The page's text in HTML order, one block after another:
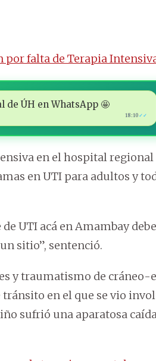
falta de Terapia
de ÚH en WhatsApp 🤩
18:10 ✓✓
en el hospital regional
en UTI para adultos y
UTI acá en Amambay
sitio”, sentenció.
y traumatismo de cráneo-
en el que se vio
sufrió una aparatosa